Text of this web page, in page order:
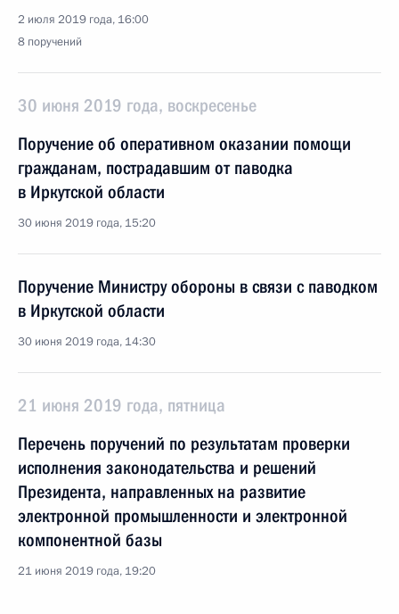
2 июля 2019 года, 16:00
8 поручений
30 июня 2019 года, воскресенье
Поручение об оперативном оказании помощи
гражданам, пострадавшим от паводка
в Иркутской области
30 июня 2019 года, 15:20
Поручение Министру обороны в связи с паводком
в Иркутской области
30 июня 2019 года, 14:30
21 июня 2019 года, пятница
Перечень поручений по результатам проверки
исполнения законодательства и решений
Президента, направленных на развитие
электронной промышленности и электронной
компонентной базы
21 июня 2019 года, 19:20